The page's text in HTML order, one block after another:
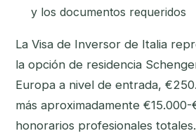
y los documentos requeridos
La Visa de Inversor de Italia
la opción de residencia
Europa a nivel de entrada,
más aproximadamente
honorarios profesionales